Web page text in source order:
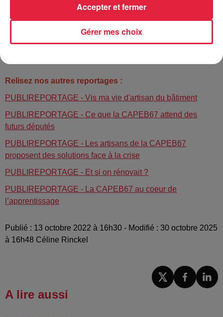
Relisez nos autres reportages :
PUBLIREPORTAGE - Vis ma vie d'artisan du bâtiment
PUBLIREPORTAGE - Ce que la CAPEB67 attend des
futurs députés
PUBLIREPORTAGE - Les artisans de la CAPEB67
proposent des solutions face à la crise
PUBLIREPORTAGE - Et si on rénovait ?
PUBLIREPORTAGE - La CAPEB67 au coeur de
l’apprentissage
Publié : 13 octobre 2022 à 16h30 - Modifié : 30 octobre 2025
à 16h48 Céline Rinckel
A lire aussi
Gérer mes choix
Accepter et fermer